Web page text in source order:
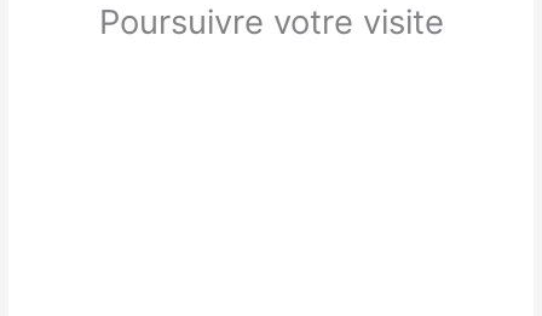
Poursuivre votre visite